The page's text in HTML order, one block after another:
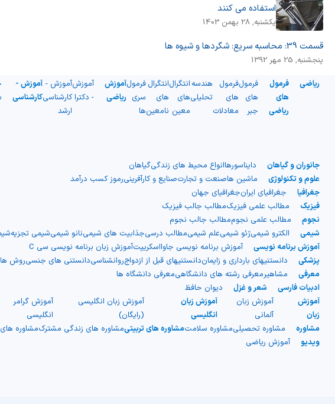
استفاده می کنند
يكشنبه, 28 بهمن 1403
قسمت 39: محاسبه سریع: شگردها و شیوه ها
پنجشنبه, 25 مهر 1392
ریاضی
فرمول
های
ریاضی
فرمول
های
جبر
فرمول
های
معادلات
هندسه
تحلیلی
انتگرال
های
معین
انتگرال
های
نامعین
فرمول
سری
ها
آموزش
ریاضی
آموزش
- دکترا
آموزش -
کارشناسی
ارشد
آموزش -
کارشناسی
جانوران و گیاهان دایناسورهاانواع محیط های زندگیگیاهان
علوم و تکنولوژی
ماشین هاصنعت و تجارتصنایع و کارآفرینیرموز کسب درآمد
جغرافیا
جغرافیای ایرانجغرافیای جهان
فیزیک
مطالب علمی فیزیکمطالب جالب فیزیک
نجوم
مطالب علمی نجوممطالب جالب نجوم
شیمی
الکترو شیمیژئو شیمیعلم شیمیمطالب درسیجذابیت های شیمینانو شیمیشیمی تجزیه
آموزش برنامه نویسی
آموزش برنامه نویسی جاوااسکریپتآموزش زبان برنامه نویسی سی C
پزشکی
دانستنیهای بارداری و زایماندانستنیهای قبل از ازدواجروانشناسیدانستنی های جنسیروش
معرفی
مشاهیرمعرفی رشته های دانشگاهیمعرفی دانشگاه ها
ادبیات فارسی
شعر و غزل
دیوان حافظ
آموزش
زبان
آموزش زبان
آلمانی
آموزش زبان
انگلیسی
آموزش زبان انگلیسی
(رایگان)
آموزش گرامر
انگلیسی
مشاوره
مشاوره تحصیلیمشاوره سلامتمشاوره های تربیتیمشاوره های زندگی مشترکمشاوره
ویدیو
آموزش ریاضی